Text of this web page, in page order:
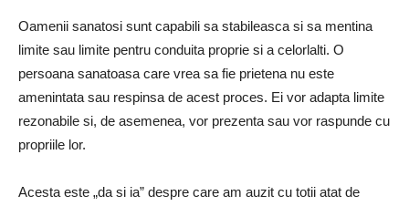
Oamenii sanatosi sunt capabili sa stabileasca si sa mentina
limite sau limite pentru conduita proprie si a celorlalti. O
persoana sanatoasa care vrea sa fie prietena nu este
amenintata sau respinsa de acest proces. Ei vor adapta limite
rezonabile si, de asemenea, vor prezenta sau vor raspunde cu
propriile lor.
Acesta este „da si ia” despre care am auzit cu totii atat de